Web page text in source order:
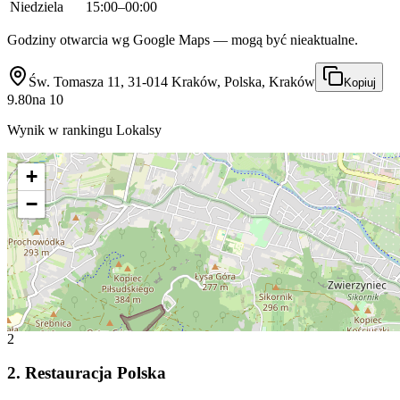
Niedziela 15:00–00:00
Godziny otwarcia wg Google Maps — mogą być nieaktualne.
Św. Tomasza 11, 31-014 Kraków, Polska, Kraków Kopiuj
9.80na 10
Wynik w rankingu Lokalsy
+
−
2
2. Restauracja Polska